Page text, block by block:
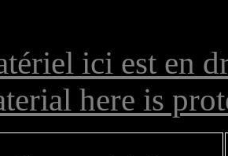
ici est en
here is